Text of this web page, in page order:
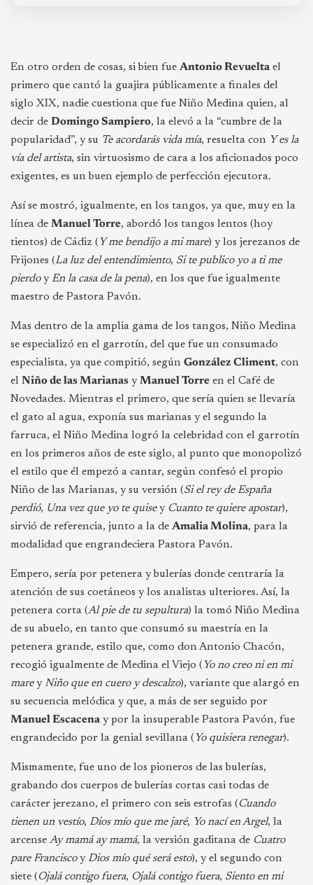
En otro orden de cosas, si bien fue Antonio Revuelta el
primero que cantó la guajira públicamente a finales del
siglo XIX, nadie cuestiona que fue Niño Medina quien, al
decir de Domingo Sampiero, la elevó a la “cumbre de la
popularidad”, y su Te acordarás vida mía, resuelta con Y es la
vía del artista, sin virtuosismo de cara a los aficionados poco
exigentes, es un buen ejemplo de perfección ejecutora.
Así se mostró, igualmente, en los tangos, ya que, muy en la
línea de Manuel Torre, abordó los tangos lentos (hoy
tientos) de Cádiz ( Y me bendijo a mi mare) y los jerezanos de
Frijones (La luz del entendimiento, Si te publico yo a ti me
pierdoy En la casa de la pena), en los que fue igualmente
maestro de Pastora Pavón.
Mas dentro de la amplia gama de los tangos, Niño Medina
se especializó en el garrotín, del que fue un consumado
especialista, ya que compitió, según González Climent, con
el Niño de las Marianas yManuel Torre en el Café de
Novedades. Mientras el primero, que sería quien se llevaría
el gato al agua, exponía sus marianas y el segundo la
farruca, el Niño Medina logró la celebridad con el garrotín
en los primeros años de este siglo, al punto que monopolizó
el estilo que él empezó a cantar, según confesó el propio
Niño de las Marianas, y su versión (Si el rey de España
perdió, Una vez que yo te quisey Cuanto te quiere apostar),
sirvió de referencia, junto a la de Amalia Molina, para la
modalidad que engrandeciera Pastora Pavón.
Empero, sería por petenera y bulerías donde centraría la
atención de sus coetáneos y los analistas ulteriores. Así, la
petenera corta (Al pie de tu sepultura) la tomó Niño Medina
de su abuelo, en tanto que consumó su maestría en la
petenera grande, estilo que, como don Antonio Chacón,
recogió igualmente de Medina el Viejo ( Yo no creo ni en mi
marey Niño que en cuero y descalzo), variante que alargó en
su secuencia melódica y que, a más de ser seguido por
Manuel Escacena y por la insuperable Pastora Pavón, fue
engrandecido por la genial sevillana ( Yo quisiera renegar).
Mismamente, fue uno de los pioneros de las bulerías,
grabando dos cuerpos de bulerías cortas casi todas de
carácter jerezano, el primero con seis estrofas (Cuando
tienen un vestío, Dios mío que me jaré, Yo nací en Argel, la
arcense Ay mamá ay mamá, la versión gaditana de Cuatro
pare Franciscoy Dios mío qué será esto), y el segundo con
siete (Ojalá contigo fuera, Ojalá contigo fuera, Siento en mi